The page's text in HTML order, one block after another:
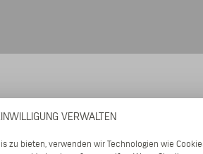
VERWALTEN
zu bieten, verwenden wir Technologien wie